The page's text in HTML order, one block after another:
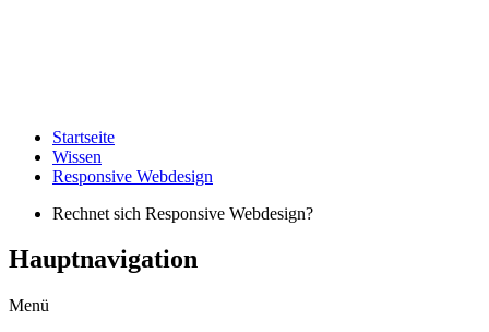
Startseite
Wissen
Responsive Webdesign
Rechnet sich Responsive Webdesign?
Hauptnavigation
Menü